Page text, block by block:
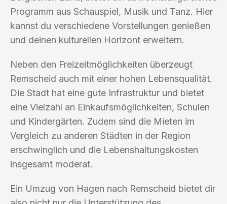
Programm aus Schauspiel, Musik und Tanz. Hier
kannst du verschiedene Vorstellungen genießen
und deinen kulturellen Horizont erweitern.
Neben den Freizeitmöglichkeiten überzeugt
Remscheid auch mit einer hohen Lebensqualität.
Die Stadt hat eine gute Infrastruktur und bietet
eine Vielzahl an Einkaufsmöglichkeiten, Schulen
und Kindergärten. Zudem sind die Mieten im
Vergleich zu anderen Städten in der Region
erschwinglich und die Lebenshaltungskosten
insgesamt moderat.
Ein Umzug von Hagen nach Remscheid bietet dir